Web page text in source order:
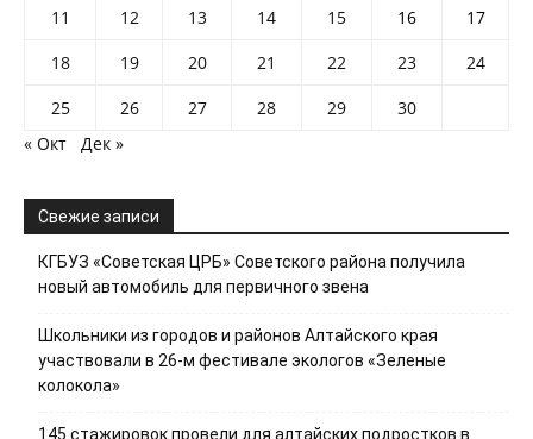
11
12 13 14 15 16
17
18
19 20 21 22 23
24
25
26 27 28 29
30
« Окт
Дек »
Свежие записи
КГБУЗ «Советская ЦРБ» Советского района получила
новый автомобиль для первичного звена
Школьники из городов и районов Алтайского края
участвовали в 26-м фестивале экологов «Зеленые
колокола»
145 стажировок провели для алтайских подростков в